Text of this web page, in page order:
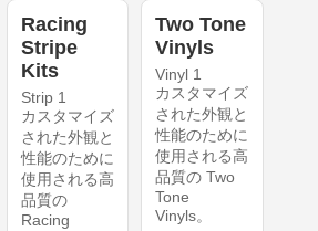
Racing
Stripe
Kits
Strip 1
カスタマイズ
された外観と
性能のために
使用される高
品質の
Racing
Two Tone
Vinyls
Vinyl 1
カスタマイズ
された外観と
性能のために
使用される高
品質の Two
Tone
Vinyls。